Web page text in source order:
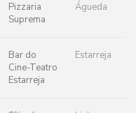
Pizzaria
Suprema
Águeda
Bar do
Cine-Teatro
Estarreja
Estarreja